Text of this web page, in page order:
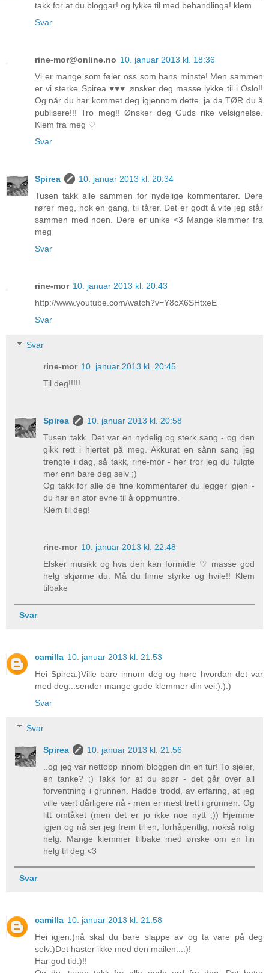
takk for at du bloggar! og lykke til med behandlinga! klem
Svar
rine-mor@online.no 10. januar 2013 kl. 18:36
Vi er mange som føler oss som hans minste! Men sammen
er vi sterke Spirea ♥♥♥ ønsker deg masse lykke til i Oslo!!
Og når du har kommet deg igjennom dette..ja da TØR du å
publisere!!! Tro meg!! Ønsker deg Guds rike velsignelse.
Klem fra meg ♡
Svar
Spirea
10. januar 2013 kl. 20:34
Tusen takk alle sammen for nydelige kommentarer. Dere
rører meg, nok en gang, til tårer. Det er godt å vite jeg står
sammen med noen. Dere er unike <3 Mange klemmer fra
meg
Svar
rine-mor 10. januar 2013 kl. 20:43
http://www.youtube.com/watch?v=Y8cX6SHtxeE
Svar
Svar
rine-mor 10. januar 2013 kl. 20:45
Til deg!!!!!
Spirea
10. januar 2013 kl. 20:58
Tusen takk. Det var en nydelig og sterk sang - og den
gikk rett i hjertet på meg. Akkurat en sånn sang jeg
trengte i dag, så takk, rine-mor - her tror jeg du fulgte
mer enn bare deg selv ;)
Og takk for alle de fine kommentarer du legger igjen -
du har en stor evne til å oppmuntre.
Klem til deg!
rine-mor 10. januar 2013 kl. 22:48
Elsker musikk og hva den kan formidle ♡ masse god
helg skjønne du. Må du finne styrke og hvile!! Klem
tilbake
Svar
camilla 10. januar 2013 kl. 21:53
Hei Spirea:)Ville bare innom deg og høre hvordan det var
med deg...sender mange gode klemmer din vei:):):)
Svar
Svar
Spirea
10. januar 2013 kl. 21:56
..og jeg var nettopp innom bloggen din en tur! To sjeler,
en tanke? ;) Takk for at du spør - det går over all
forventning i grunnen. Hadde trodd, av erfaring, at jeg
ville vært dårligere nå - men er mest trett i grunnen. Og
litt omtåket (men det er jo ikke noe nytt ;)) Hjemme
igjen og nå ser jeg frem til en, forhåpentlig, nokså rolig
helg. Mange klemmer tilbake med ønske om en fin
helg til deg <3
Svar
camilla 10. januar 2013 kl. 21:58
Hei igjen:)nå skal du bare slappe av og ta vare på deg
selv:)Det haster ikke med den mailen...:)!
Har god tid:)!!